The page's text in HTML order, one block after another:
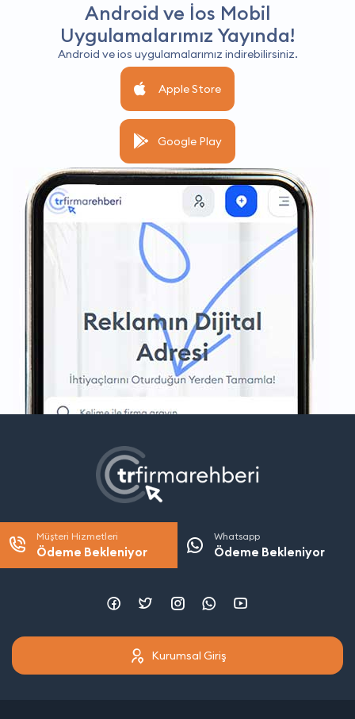
Android ve İos Mobil
Uygulamalarımız Yayında!
Android ve ios uygulamalarımız indirebilirsiniz.
Apple Store
Google Play
Müşteri Hizmetleri
Ödeme Bekleniyor
Whatsapp
Ödeme Bekleniyor
Kurumsal Giriş